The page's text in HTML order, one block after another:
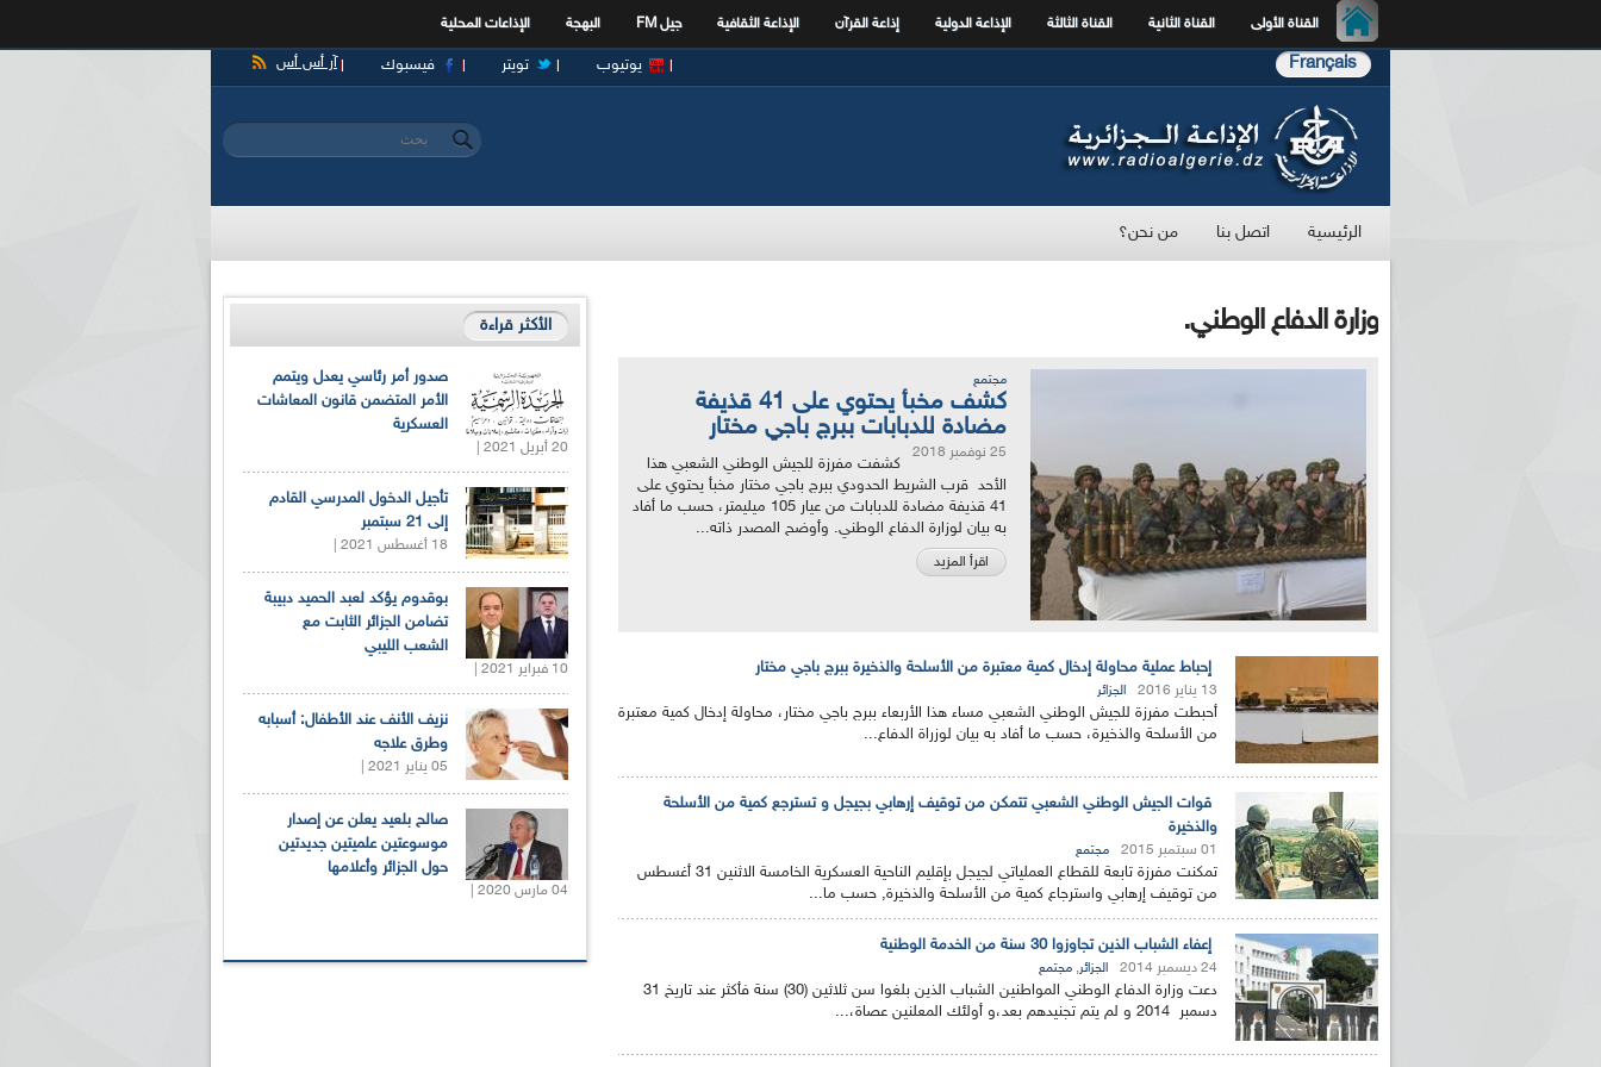
القناة الأولى القناة الثانية القناة الثالثة الإذاعة الدولية إذاعة القرآن الإذاعة الثقافية جيل FM البهجة الإذاعات المحلية
Français آر أس أس فيسبوك تويتر يوتيوب
استمارة البحث
‏بحث ‏
الرئيسية اتصل بنا من نحن؟
وزارة الدفاع الوطني.
مجتمع
كشف مخبأ يحتوي على 41 قذيفة
مضادة للدبابات ببرج باجي مختار
25 نوفمبر 2018
كشفت مفرزة للجيش الوطني الشعبي هذا
الأحد قرب الشريط الحدودي ببرج باجي مختار مخبأ يحتوي على
41 قذيفة مضادة للدبابات من عيار 105 ميليمتر، حسب ما أفاد
به بيان لوزارة الدفاع الوطني. وأوضح المصدر ذاته...
اقرأ المزيد
إحباط عملية محاولة إدخال كمية معتبرة من الأسلحة والذخيرة ببرج باجي مختار
13 يناير 2016 الجزائر
أحبطت مفرزة للجيش الوطني الشعبي مساء هذا الأربعاء ببرج باجي مختار، محاولة إدخال كمية معتبرة
من الأسلحة والذخيرة، حسب ما أفاد به بيان لوزراة الدفاع...
قوات الجيش الوطني الشعبي تتمكن من توقيف إرهابي بجيجل و تسترجع كمية من الأسلحة
والذخيرة
01 سبتمبر 2015 مجتمع
تمكنت مفرزة تابعة للقطاع العملياتي لجيجل بإقليم الناحية العسكرية الخامسة الاثنين 31 أغسطس
من توقيف إرهابي واسترجاع كمية من الأسلحة والذخيرة, حسب ما...
إعفاء الشباب الذين تجاوزوا 30 سنة من الخدمة الوطنية
24 ديسمبر 2014 الجزائر, مجتمع
دعت وزارة الدفاع الوطني المواطنين الشباب الذين بلغوا سن ثلاثين (30) سنة فأكثر عند تاريخ 31
دسمبر 2014 و لم يتم تجنيدهم بعد،و أولئك المعلنين عصاة،...
الأكثر قراءة
صدور أمر رئاسي يعدل ويتمم
الأمر المتضمن قانون المعاشات
العسكرية
20 أبريل 2021 |
تأجيل الدخول المدرسي القادم
إلى 21 سبتمبر
18 أغسطس 2021 |
بوقدوم يؤكد لعبد الحميد دبيبة
تضامن الجزائر الثابت مع
الشعب الليبي
10 فبراير 2021 |
نزيف الأنف عند الأطفال: أسبابه
وطرق علاجه
05 يناير 2021 |
صالح بلعيد يعلن عن إصدار
موسوعتين علميتين جديدتين
حول الجزائر وأعلامها
04 مارس 2020 |